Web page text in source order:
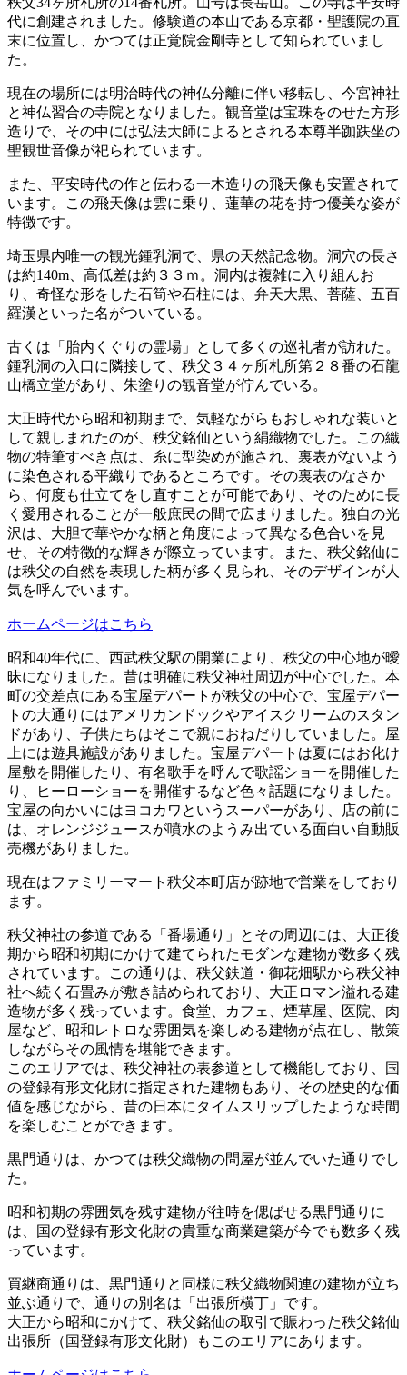
代に創建されました。修験道の本山である京都・聖護院の直
末に位置し、かつては正覚院金剛寺として知られていまし
た。
現在の場所には明治時代の神仏分離に伴い移転し、今宮神社
と神仏習合の寺院となりました。観音堂は宝珠をのせた方形
造りで、その中には弘法大師によるとされる本尊半跏趺坐の
聖観世音像が祀られています。
また、平安時代の作と伝わる一木造りの飛天像も安置されて
います。この飛天像は雲に乗り、蓮華の花を持つ優美な姿が
特徴です。
埼玉県内唯一の観光鍾乳洞で、県の天然記念物。洞穴の長さ
は約140m、高低差は約３３ｍ。洞内は複雑に入り組んお
り、奇怪な形をした石筍や石柱には、弁天大黒、菩薩、五百
羅漢といった名がついている。
古くは「胎内くぐりの霊場」として多くの巡礼者が訪れた。
鍾乳洞の入口に隣接して、秩父３４ヶ所札所第２８番の石龍
山橋立堂があり、朱塗りの観音堂が佇んでいる。
大正時代から昭和初期まで、気軽ながらもおしゃれな装いと
して親しまれたのが、秩父銘仙という絹織物でした。この織
物の特筆すべき点は、糸に型染めが施され、裏表がないよう
に染色される平織りであるところです。その裏表のなさか
ら、何度も仕立てをし直すことが可能であり、そのために長
く愛用されることが一般庶民の間で広まりました。独自の光
沢は、大胆で華やかな柄と角度によって異なる色合いを見
せ、その特徴的な輝きが際立っています。また、秩父銘仙に
は秩父の自然を表現した柄が多く見られ、そのデザインが人
気を呼んでいます。
ホームページはこちら
昭和40年代に、西武秩父駅の開業により、秩父の中心地が曖
昧になりました。昔は明確に秩父神社周辺が中心でした。本
町の交差点にある宝屋デパートが秩父の中心で、宝屋デパー
トの大通りにはアメリカンドックやアイスクリームのスタン
ドがあり、子供たちはそこで親におねだりしていました。屋
上には遊具施設がありました。宝屋デパートは夏にはお化け
屋敷を開催したり、有名歌手を呼んで歌謡ショーを開催した
り、ヒーローショーを開催するなど色々話題になりました。
宝屋の向かいにはヨコカワというスーパーがあり、店の前に
は、オレンジジュースが噴水のようみ出ている面白い自動販
売機がありました。
現在はファミリーマート秩父本町店が跡地で営業をしており
ます。
秩父神社の参道である「番場通り」とその周辺には、大正後
期から昭和初期にかけて建てられたモダンな建物が数多く残
されています。この通りは、秩父鉄道・御花畑駅から秩父神
社へ続く石畳みが敷き詰められており、大正ロマン溢れる建
造物が多く残っています。食堂、カフェ、煙草屋、医院、肉
屋など、昭和レトロな雰囲気を楽しめる建物が点在し、散策
しながらその風情を堪能できます。
このエリアでは、秩父神社の表参道として機能しており、国
の登録有形文化財に指定された建物もあり、その歴史的な価
値を感じながら、昔の日本にタイムスリップしたような時間
を楽しむことができます。
黒門通りは、かつては秩父織物の問屋が並んでいた通りでし
た。
昭和初期の雰囲気を残す建物が往時を偲ばせる黒門通りに
は、国の登録有形文化財の貴重な商業建築が今でも数多く残
っています。
買継商通りは、黒門通りと同様に秩父織物関連の建物が立ち
並ぶ通りで、通りの別名は「出張所横丁」です。
大正から昭和にかけて、秩父銘仙の取引で賑わった秩父銘仙
出張所（国登録有形文化財）もこのエリアにあります。